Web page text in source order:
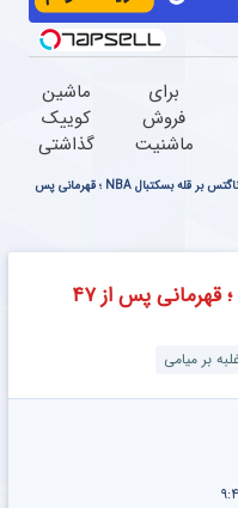
برای
فروش
ماشنیت
آگهی
اینجا
بفروشش
ماشین
کوییک
گذاشتی
فروش
سریع و
بفروش
دنور ناگتس بر قله بسکتبال NBA ؛ قهرمانی پس
دنور ناگتس بر قله بسکتبال NBA ؛ قهرمانی پس از ۴۷